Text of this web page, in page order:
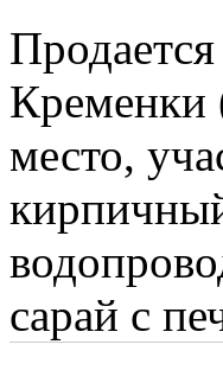
Кременки
место,
сарай с